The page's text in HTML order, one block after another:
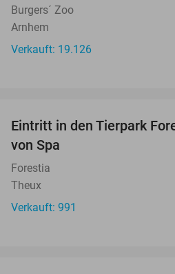
Burgers´ Zoo
Arnhem
Verkauft: 19.126
Eintritt in den Tierpark
von Spa
Forestia
Theux
Verkauft: 991